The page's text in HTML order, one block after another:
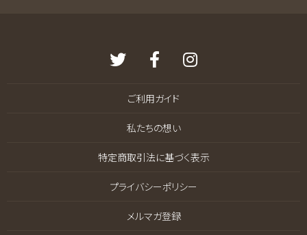
ご利用ガイド
私たちの想い
特定商取引法に基づく表示
プライバシーポリシー
メルマガ登録